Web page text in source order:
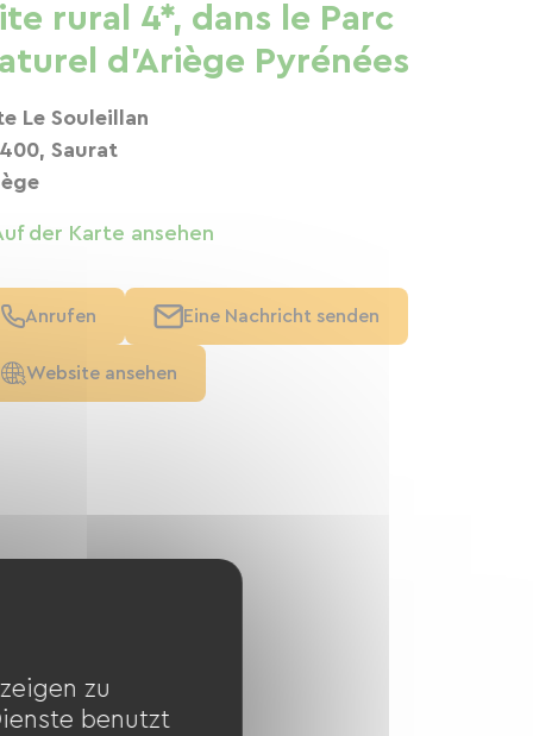
rural 4*, dans le Parc
d'Ariège Pyrénées
Le Souleillan
Saurat
der Karte ansehen
Anrufen Eine Nachricht senden
Website ansehen
zu
benutzt